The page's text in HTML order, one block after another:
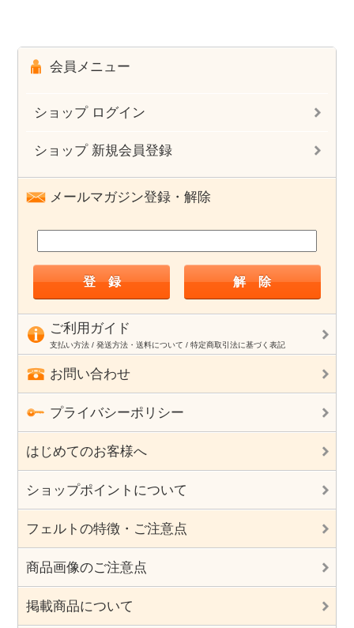
会員メニュー
ショップ ログイン
ショップ 新規会員登録
メールマガジン登録・解除
ご利用ガイド
支払い方法 / 発送方法・送料について / 特定商取引法に基づく表記
お問い合わせ
プライバシーポリシー
はじめてのお客様へ
ショップポイントについて
フェルトの特徴・ご注意点
商品画像のご注意点
掲載商品について